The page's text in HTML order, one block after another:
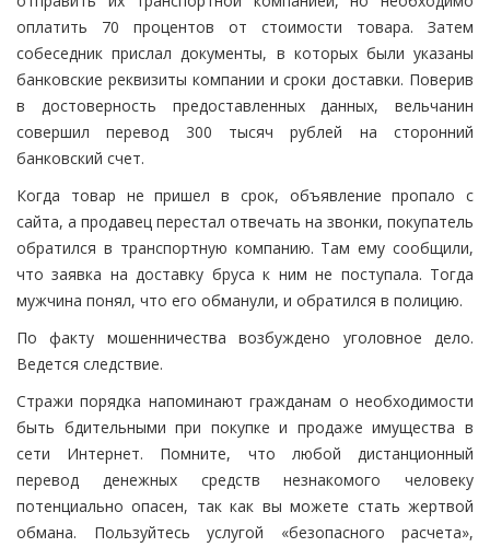
оплатить 70 процентов от стоимости товара. Затем
собеседник прислал документы, в которых были указаны
банковские реквизиты компании и сроки доставки. Поверив
в достоверность предоставленных данных, вельчанин
совершил перевод 300 тысяч рублей на сторонний
банковский счет.
Когда товар не пришел в срок, объявление пропало с
сайта, а продавец перестал отвечать на звонки, покупатель
обратился в транспортную компанию. Там ему сообщили,
что заявка на доставку бруса к ним не поступала. Тогда
мужчина понял, что его обманули, и обратился в полицию.
По факту мошенничества возбуждено уголовное дело.
Ведется следствие.
Стражи порядка напоминают гражданам о необходимости
быть бдительными при покупке и продаже имущества в
сети Интернет. Помните, что любой дистанционный
перевод денежных средств незнакомого человеку
потенциально опасен, так как вы можете стать жертвой
обмана. Пользуйтесь услугой «безопасного расчета»,